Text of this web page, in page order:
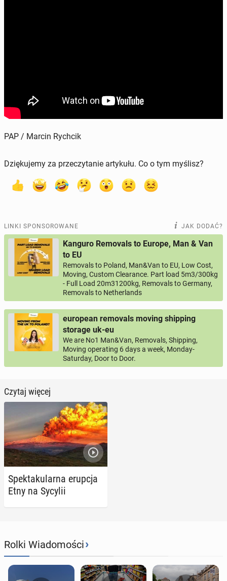
PAP / Marcin Rychcik
Dziękujemy za przeczytanie artykułu. Co o tym myślisz?
LINKI SPONSOROWANE JAK DODAĆ?
Kanguro Removals to Europe, Man & Van
to EU
Removals to Poland, Man&Van to EU, Low Cost,
Moving, Custom Clearance. Part load 5m3/300kg
- Full Load 20m31200kg, Removals to Germany,
Removals to Netherlands
european removals moving shipping
storage uk-eu
We are No1 Man&Van, Removals, Shipping,
Moving operating 6 days a week, Monday-
Saturday, Door to Door.
Czytaj więcej
Spek­ta­ku­lar­na erupcja
Etny na Sycylii
Rolki Wiadomości›